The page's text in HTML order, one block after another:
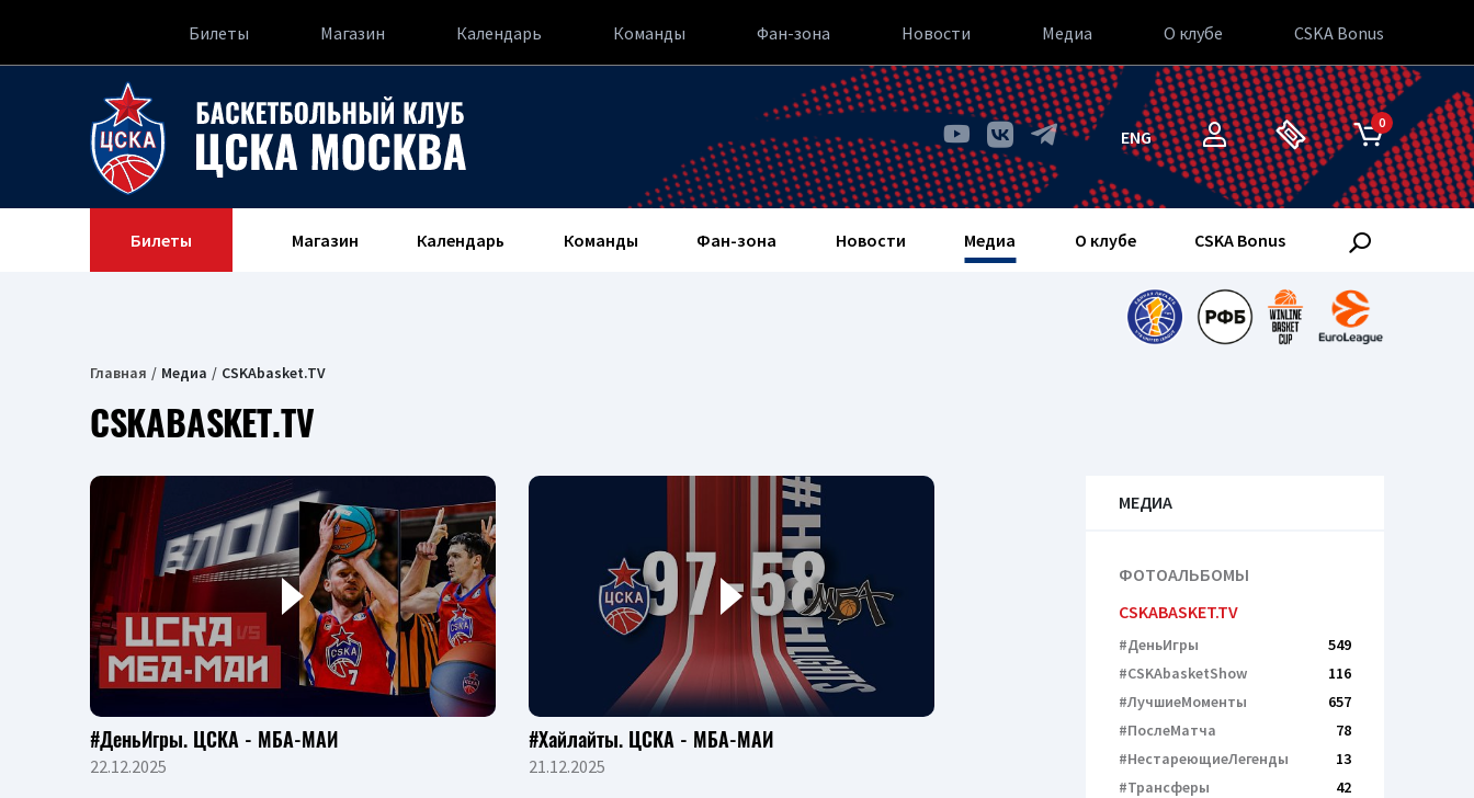
Билеты Магазин Календарь Команды Фан-зона Новости Медиа О клубе CSKA Bonus
ENG
0
Билеты Магазин Календарь Команды Фан-зона Новости Медиа О клубе CSKA Bonus
Главная Медиа CSKAbasket.TV
CSKABASKET.TV
#ДеньИгры. ЦСКА - МБА-МАИ
22.12.2025
#Хайлайты. ЦСКА - МБА-МАИ
21.12.2025
МЕДИА
ФОТОАЛЬБОМЫ
CSKABASKET.TV
#ДеньИгры
549
#CSKAbasketShow
116
#ЛучшиеМоменты
657
#ПослеМатча
78
#НестареющиеЛегенды
13
#Трансферы
42